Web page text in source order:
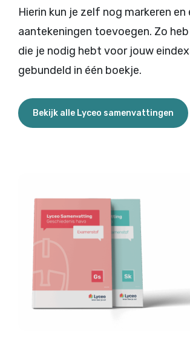
Hierin kun je zelf nog markeren en
aantekeningen toevoegen. Zo
die je nodig hebt voor jouw
gebundeld in één boekje.
Bekijk alle Lyceo samenvattingen